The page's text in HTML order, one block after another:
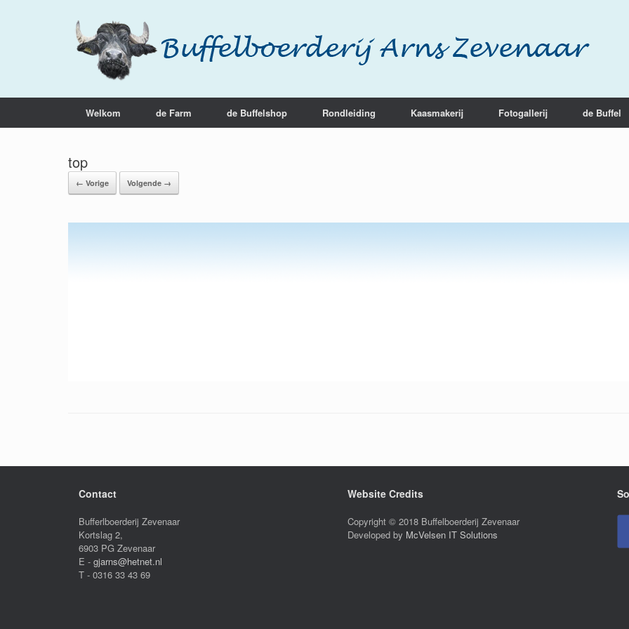
Welkom de Farm de Buffelshop Rondleiding Kaasmakerij Fotogallerij de Buffel
top
← Vorige Volgende →
Contact
Bufferlboerderij Zevenaar
Kortslag 2,
6903 PG Zevenaar
E - gjarns@hetnet.nl
T - 0316 33 43 69
Website Credits
Copyright © 2018 Buffelboerderij Zevenaar
Developed by McVelsen IT Solutions